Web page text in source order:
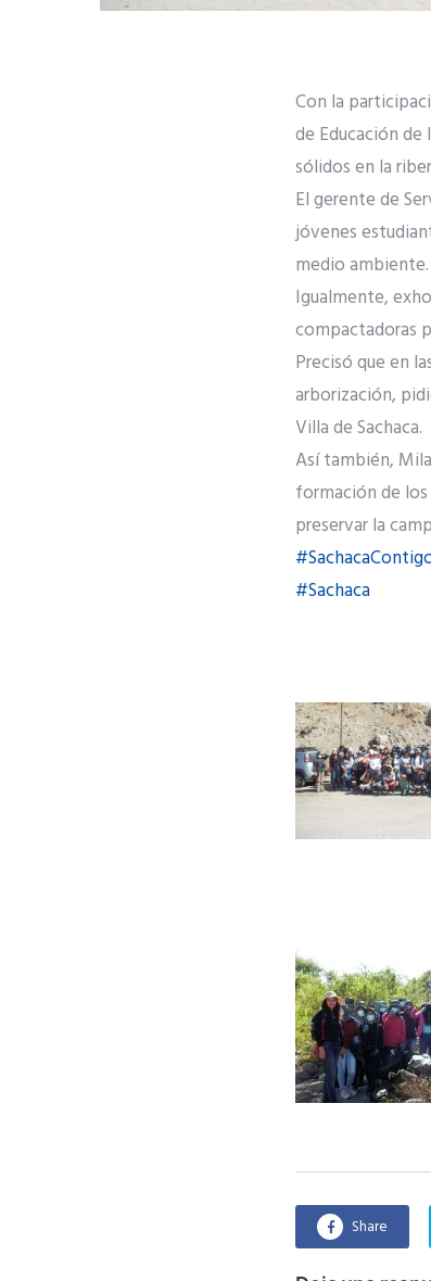
Con la
de Educación de
sólidos en la
El gerente de
jóvenes
medio ambiente.
Igualmente,
compactadoras
Precisó que en
arborización,
Villa de Sachaca.
Así también,
formación de
preservar la
#Sachaca
Share